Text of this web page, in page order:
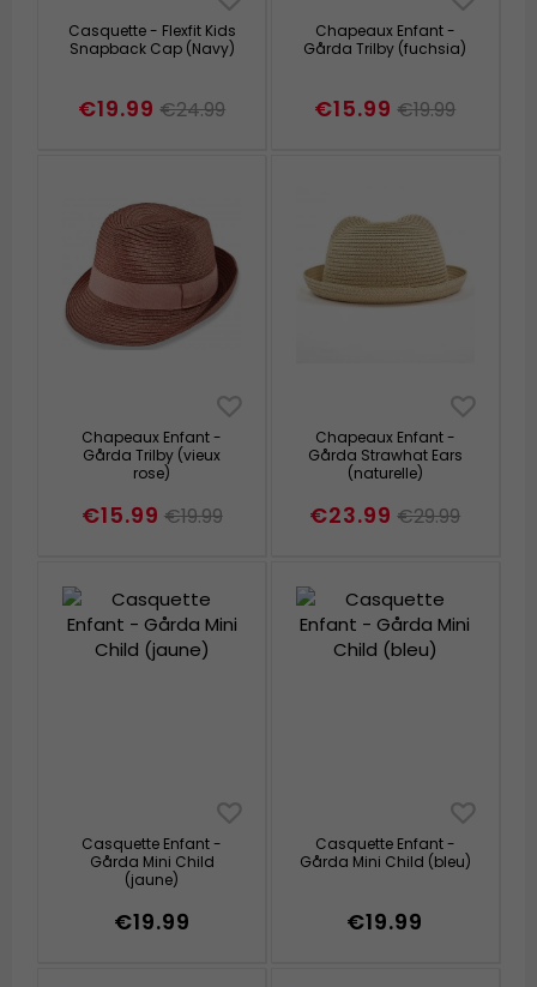
Casquette - Flexfit Kids
Snapback Cap (Navy)
€19.99 €24.99
Chapeaux Enfant -
Gårda Trilby (fuchsia)
€15.99 €19.99
Chapeaux Enfant -
Gårda Trilby (vieux
rose)
€15.99 €19.99
Chapeaux Enfant -
Gårda Strawhat Ears
(naturelle)
€23.99 €29.99
Casquette Enfant -
Gårda Mini Child
(jaune)
€19.99
Casquette Enfant -
Gårda Mini Child (bleu)
€19.99